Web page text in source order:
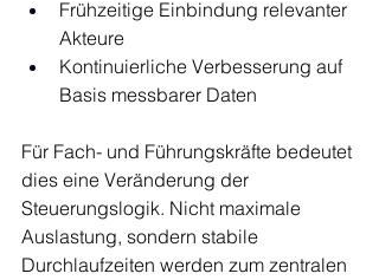
Frühzeitige Einbindung relevanter
Akteure
Kontinuierliche Verbesserung auf
Basis messbarer Daten
Für Fach- und Führungskräfte bedeutet
dies eine Veränderung der
Steuerungslogik. Nicht maximale
Auslastung, sondern stabile
Durchlaufzeiten werden zum zentralen